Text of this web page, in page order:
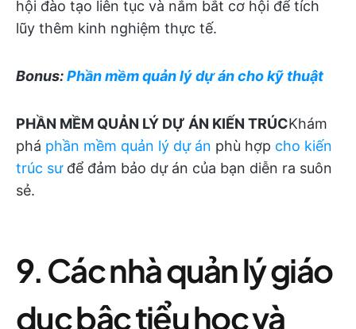
hội đào tạo liên tục và nắm bắt cơ hội để tích
lũy thêm kinh nghiệm thực tế.
Bonus:Phần mềm quản lý dự án cho kỹ thuật
PHẦN MỀM QUẢN LÝ DỰ ÁN KIẾN TRÚCKhám
phá phần mềm quản lý dự án phù hợp cho kiến
trúc sưđể đảm bảo dự án của bạn diễn ra suôn
sẻ.
9. Các nhà quản lý giáo
dục bậc tiểu học và